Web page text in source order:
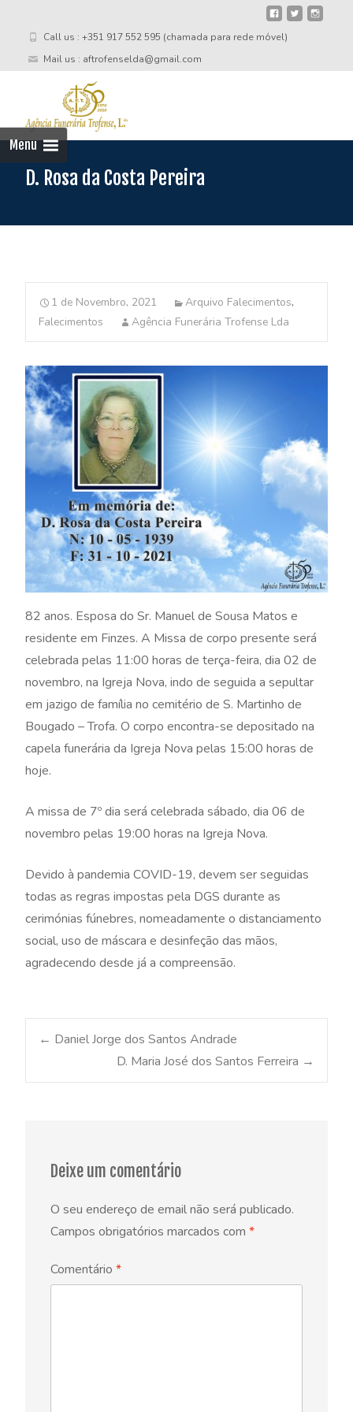
Call us : +351 917 552 595 (chamada para rede móvel)
Mail us : aftrofenselda@gmail.com
Menu
D. Rosa da Costa Pereira
1 de Novembro, 2021 Arquivo Falecimentos,
Falecimentos
Agência Funerária Trofense Lda
82 anos. Esposa do Sr. Manuel de Sousa Matos e
residente em Finzes. A Missa de corpo presente será
celebrada pelas 11:00 horas de terça-feira, dia 02 de
novembro, na Igreja Nova, indo de seguida a sepultar
em jazigo de família no cemitério de S. Martinho de
Bougado – Trofa. O corpo encontra-se depositado na
capela funerária da Igreja Nova pelas 15:00 horas de
hoje.
A missa de 7º dia será celebrada sábado, dia 06 de
novembro pelas 19:00 horas na Igreja Nova.
Devido à pandemia COVID-19, devem ser seguidas
todas as regras impostas pela DGS durante as
cerimónias fúnebres, nomeadamente o distanciamento
social, uso de máscara e desinfeção das mãos,
agradecendo desde já a compreensão.
Post
← Daniel Jorge dos Santos Andrade
D. Maria José dos Santos Ferreira →
Deixe um comentário
O seu endereço de email não será publicado.
Campos obrigatórios marcados com *
Comentário *